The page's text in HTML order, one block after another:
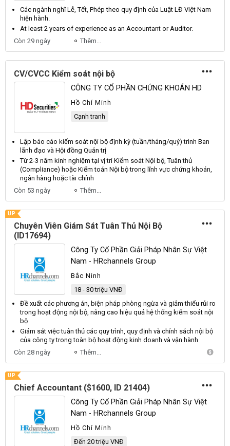
Các ngành nghĩLễ,Tết, Phép theo quy định của Luật LĐ Việt Nam
hiện hành.
At least 2 years of experience as an Accountant orAuditor.
Còn 29 ngày
Thêm...
CV/CVCC Kiểm soát nội bộ
CÔNG TY CỔ PHẦN CHỨNG KHOÁN HD
Hồ Chí Minh
Cạnh tranh
Lập báo cáo kiểm soát nội bộ định kỳ (tuần/tháng/quý) trình Ban
lãnh đạo và Hội đồng Quản trị
Từ 2-3 năm kinh nghiệm tại vị tríKiểm soát Nội bộ, Tuân thủ
(Compliance) hoặc Kiểm toán Nội bộtrong lĩnh vực chứng khoán,
ngân hàng hoặc tài chính
Còn 53 ngày
Thêm...
UP
Chuyên Viên Giám Sát Tuân Thủ Nội Bộ
(ID17694)
Công Ty Cổ Phần Giải Pháp Nhân Sự Việt
Nam - HRchannels Group
Bắc Ninh
18 - 30 triệu VNĐ
Đề xuất các phương án, biện pháp phòng ngừa và giảm thiểu rủi ro
trong hoạt động nội bộ, nâng cao hiệu quả hệ thống kiểm soát nội
bộ
Giám sát việc tuân thủ các quy trình, quy định và chính sách nội bộ
của công ty trong toàn bộ hoạt động kinh doanh và vận hành
Còn 28 ngày
Thêm...
UP
Chief Accountant ($1600, ID 21404)
Công Ty Cổ Phần Giải Pháp Nhân Sự Việt
Nam - HRchannels Group
Hồ Chí Minh
Đến 20 triệu VNĐ